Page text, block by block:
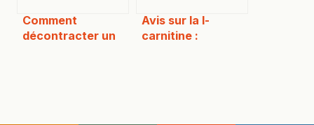
Comment
décontracter un
Avis sur la l-
carnitine :